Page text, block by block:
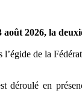
2026, la
de la
déroulé en